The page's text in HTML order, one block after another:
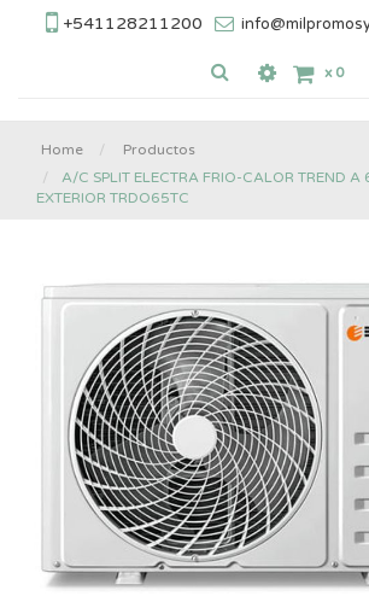
+541128211200
x 0
Home
Productos
A/C SPLIT ELECTRA FRIO-CALOR TREND
EXTERIOR TRDO65TC